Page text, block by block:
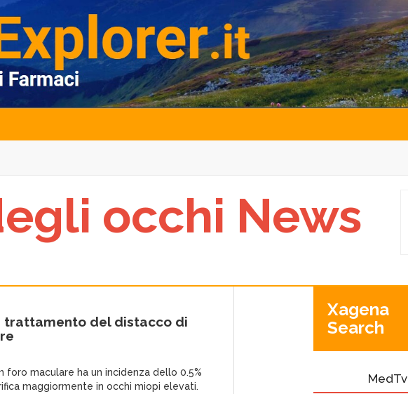
occhi News
trattamento del distacco di
foro maculare ha un incidenza dello 0.5%
maggiormente in occhi miopi elevati.
Xagena
Search
MedTv